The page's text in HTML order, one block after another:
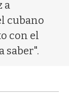
a
cubano
con el
saber".